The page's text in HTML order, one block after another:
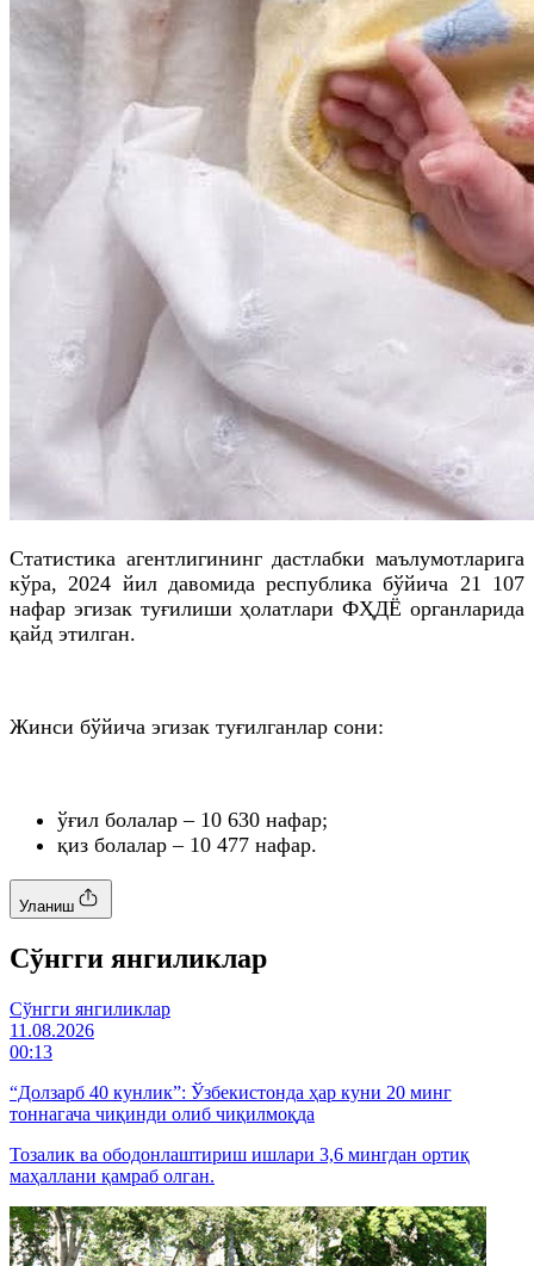
Статистика агентлигининг дастлабки маълумотларига
кўра, 2024 йил давомида республика бўйича 21 107
нафар эгизак туғилиши ҳолатлариФҲДЁ органларида
қайд этилган.
Жинси бўйича эгизак туғилганлар сони:
ўғил болалар – 10 630 нафар;
қиз болалар – 10 477 нафар.
Уланиш
Cўнгги янгиликлар
Cўнгги янгиликлар
11.08.2026
00:13
“Долзарб 40 кунлик”: Ўзбекистонда ҳар куни 20 минг
тоннагача чиқинди олиб чиқилмоқда
Тозалик ва ободонлаштириш ишлари 3,6 мингдан ортиқ
маҳаллани қамраб олган.